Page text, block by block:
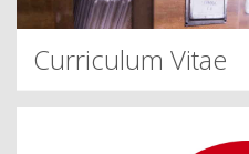
Curriculum Vitae